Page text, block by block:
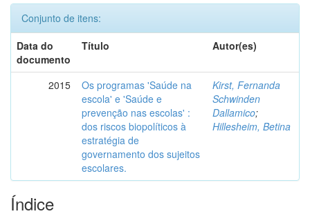
Conjunto de itens:
Data do
documento
Título Autor(es)
2015
Os programas 'Saúde na
escola' e 'Saúde e
prevenção nas escolas' :
dos riscos biopolíticos à
estratégia de
governamento dos sujeitos
escolares.
Kirst, Fernanda
Schwinden
Dallamico;
Hillesheim, Betina
Índice